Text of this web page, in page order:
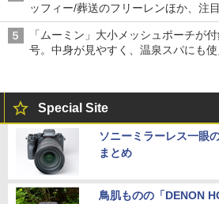
ッフィー/葬送のフリーレンほか、注
「ムーミン」大小メッシュポーチが
号。中身が見やすく、温泉スパにも使
Special Site
ソニーミラーレス一眼
まとめ
鳥肌ものの「DENON